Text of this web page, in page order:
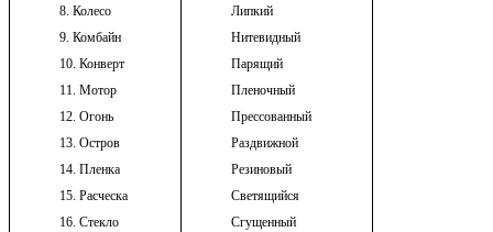
8. Колесо
9. Комбайн
10. Конверт
11. Мотор
12. Огонь
13. Остров
14. Пленка
15. Расческа
16. Стекло
Липкий
Нитевидный
Парящий
Пленочный
Прессованный
Раздвижной
Резиновый
Светящийся
Сгущенный